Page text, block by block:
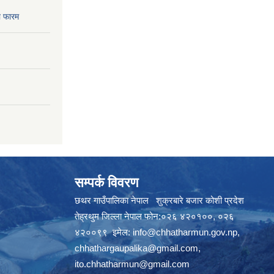
फारम
सम्पर्क विवरण
छथर गाउँपालिका नेपाल शुक्रबारे बजार कोशी प्रदेश
तेह्रथुम जिल्ला नेपाल फोन:०२६ ४२०१००, ०२६
४२००९९ इमेल: info@chhatharmun.gov.np,
chhathargaupalika@gmail.com,
ito.chhatharmun@gmail.com